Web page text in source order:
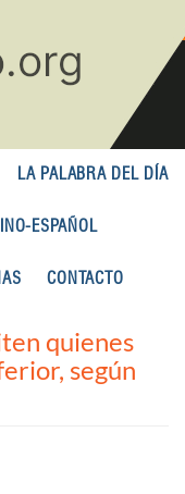
LA PALABRA DEL DÍA
ESPAÑOL
CONTACTO
quienes
según